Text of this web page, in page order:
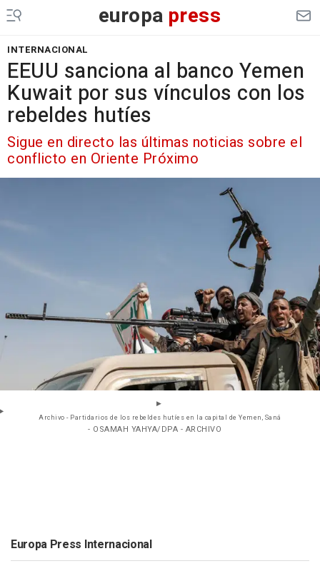
europa press
INTERNACIONAL
EEUU sanciona al banco Yemen
Kuwait por sus vínculos con los
rebeldes hutíes
Sigue en directo las últimas noticias sobre el
conflicto en Oriente Próximo
Archivo - Partidarios de los rebeldes hutíes en la capital de Yemen, Saná
- OSAMAH YAHYA/DPA - ARCHIVO
Europa Press Internacional